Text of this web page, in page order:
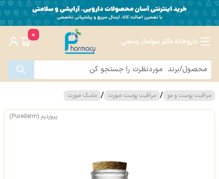
داروخانه دکتر سولماز رستمی
0
مراقبت پوست و مو / مراقبت پوست صورت / ماسک صورت
پیوردرم (Purederm)